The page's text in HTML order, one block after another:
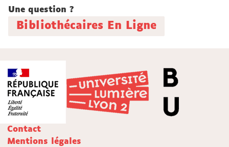
Une question ?
Bibliothécaires En Ligne
Contact
Mentions légales